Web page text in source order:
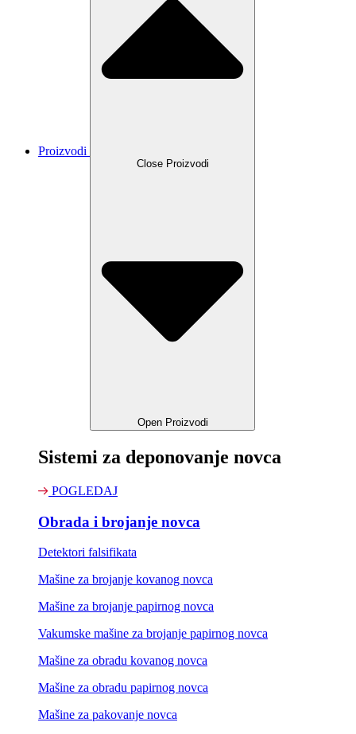
Proizvodi
Close Proizvodi
Open Proizvodi
Sistemi za deponovanje novca
POGLEDAJ
Obrada i brojanje novca
Detektori falsifikata
Mašine za brojanje kovanog novca
Mašine za brojanje papirnog novca
Vakumske mašine za brojanje papirnog novca
Mašine za obradu kovanog novca
Mašine za obradu papirnog novca
Mašine za pakovanje novca